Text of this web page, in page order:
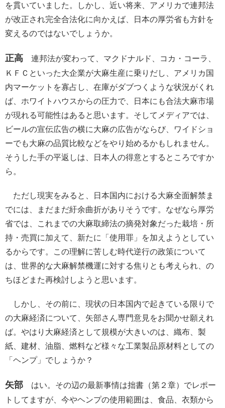
を貫いていました。しかし、近い将来、アメリカで連邦法
が改正され完全合法化に向かえば、日本の厚労省も方針を
変えるのではないでしょうか。
正高 連邦法が変わって、マクドナルド、コカ・コーラ、
ＫＦＣといった大企業が大麻生産に乗りだし、アメリカ国
内マーケットを寡占し、在庫がダブつくような状況がくれ
ば、ホワイトハウスからの圧力で、日本にも合法大麻市場
が現れる可能性はあると思います。そしてメディアでは、
ビールの宣伝広告の横に大麻の広告がならび、ワイドショ
ーでも大麻の品質比較などをやり始めるかもしれません。
そうした手の平返しは、日本人の得意とするところですか
ら。
ただし現実をみると、日本国内における大麻全面解禁ま
でには、まだまだ紆余曲折がありそうです。なぜなら厚労
省では、これまでの大麻取締法の摘発対象だった栽培・所
持・売買に加えて、新たに「使用罪」を加えようとしてい
るからです。この理解に苦しむ時代逆行の政策について
は、世界的な大麻解禁機運に対する焦りとも考えられ、の
ちほどまた再検討しようと思います。
しかし、その前に、現状の日本国内で起きている限りで
の大麻経済について、矢部さん専門意見をお聞かせ願えれ
ば。やはり大麻経済として規模が大きいのは、織布、製
紙、建材、油脂、燃料など様々な工業製品原材料としての
「ヘンプ」でしょうか？
矢部 はい。その辺の最新事情は拙書（第２章）でレポー
トしてますが、今やヘンプの使用範囲は、食品、衣類から